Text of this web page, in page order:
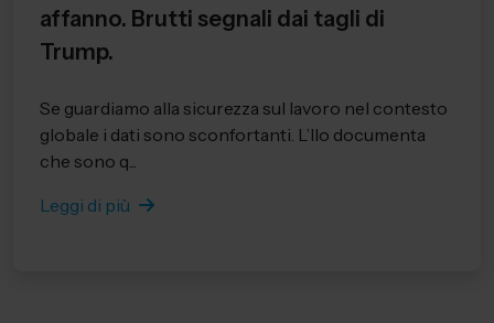
affanno. Brutti segnali dai tagli di
Trump.
Se guardiamo alla sicurezza sul lavoro nel contesto
globale i dati sono sconfortanti. L’Ilo documenta
che sono q...
Leggi di più